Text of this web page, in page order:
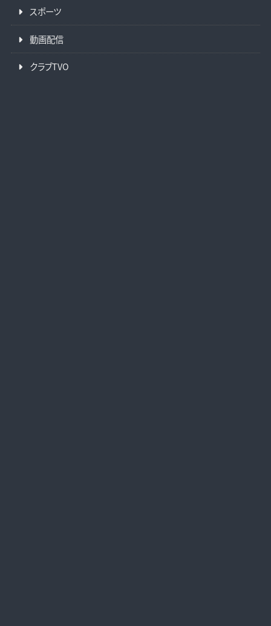
スポーツ
動画配信
クラブTVO